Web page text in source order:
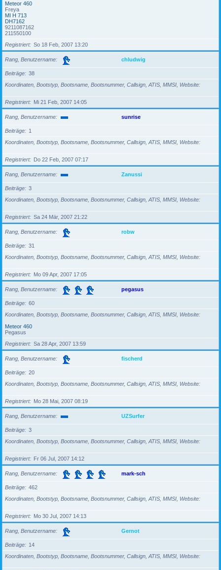
Meteor 460
Freya
MI H 713
DH7162
9211087162
211550100
Registriert
So 18 Feb, 2007 13:20
Rang, Benutzername chludwig
Beiträge
38
Koordinaten, Bootstyp, Bootsname, Bootsnummer, Callsign, ATIS, MMSI, Website
Registriert Mi 21 Feb, 2007 14:05
Rang, Benutzername sunrise
Beiträge
1
Koordinaten, Bootstyp, Bootsname, Bootsnummer, Callsign, ATIS, MMSI, Website
Registriert Do 22 Feb, 2007 07:17
Rang, Benutzername Zanussi
Beiträge
3
Koordinaten, Bootstyp, Bootsname, Bootsnummer, Callsign, ATIS, MMSI, Website
Registriert Sa 24 Mär, 2007 21:22
Rang, Benutzername robw
Beiträge
31
Koordinaten, Bootstyp, Bootsname, Bootsnummer, Callsign, ATIS, MMSI, Website
Registriert Mo 09 Apr, 2007 17:05
Rang, Benutzername pegasus
Beiträge
60
Koordinaten, Bootstyp, Bootsname, Bootsnummer, Callsign, ATIS, MMSI, Website
Meteor 460
Pegasus
Registriert
Sa 28 Apr, 2007 13:59
Rang, Benutzername fischerd
Beiträge
20
Koordinaten, Bootstyp, Bootsname, Bootsnummer, Callsign, ATIS, MMSI, Website
Registriert Mo 28 Mai, 2007 08:19
Rang, Benutzername UZSurfer
Beiträge
3
Koordinaten, Bootstyp, Bootsname, Bootsnummer, Callsign, ATIS, MMSI, Website
Registriert Fr 06 Jul, 2007 14:12
Rang, Benutzername mark-sch
Beiträge
462
Koordinaten, Bootstyp, Bootsname, Bootsnummer, Callsign, ATIS, MMSI, Website
Registriert Mo 30 Jul, 2007 14:13
Rang, Benutzername Gernot
Beiträge
14
Koordinaten, Bootstyp, Bootsname, Bootsnummer, Callsign, ATIS, MMSI, Website